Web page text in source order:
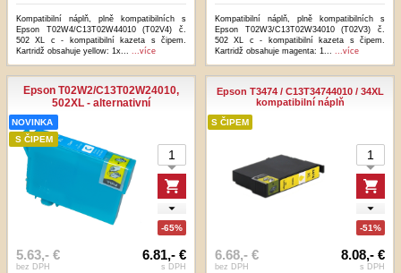
Kompatibilní náplň, plně kompatibilních s
Epson T02W4/C13T02W44010 (T02V4) č.
502 XL c - kompatibilní kazeta s čipem.
Kartridž obsahuje yellow: 1x... ...více
Kompatibilní náplň, plně kompatibilních s
Epson T02W3/C13T02W34010 (T02V3) č.
502 XL c - kompatibilní kazeta s čipem.
Kartridž obsahuje magenta: 1... ...více
Epson T02W2/C13T02W24010,
502XL - alternativní
NOVINKA
S ČIPEM
-65%
5.63,- €
bez DPH
6.81,- €
s DPH
Epson T3474 / C13T34744010 / 34XL
kompatibilní náplň
S ČIPEM
-51%
6.68,- €
bez DPH
8.08,- €
s DPH